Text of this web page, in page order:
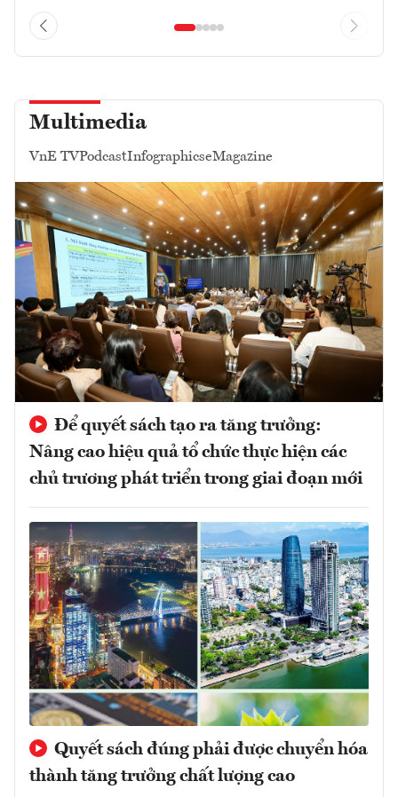
Multimedia
VnE TVPodcastInfographicseMagazine
Để quyết sách tạo ra tăng trưởng:
Nâng cao hiệu quả tổ chức thực hiện các
chủ trương phát triển trong giai đoạn mới
Quyết sách đúng phải được chuyển hóa
thành tăng trưởng chất lượng cao